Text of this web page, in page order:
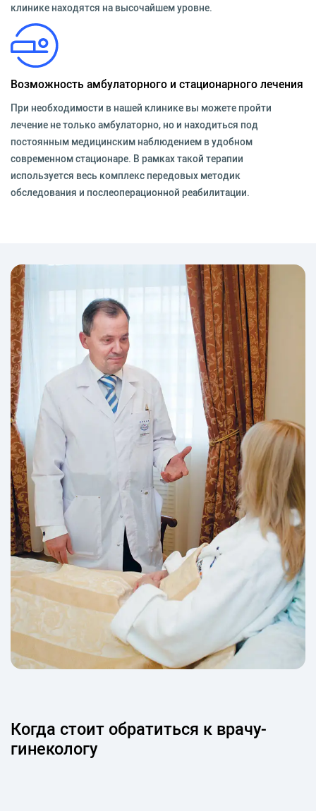
клинике находятся на высочайшем уровне.
Возможность амбулаторного и стационарного лечения
При необходимости в нашей клинике вы можете пройти
лечение не только амбулаторно, но и находиться под
постоянным медицинским наблюдением в удобном
современном стационаре. В рамках такой терапии
используется весь комплекс передовых методик
обследования и послеоперационной реабилитации.
Когда стоит обратиться к врачу-
гинекологу